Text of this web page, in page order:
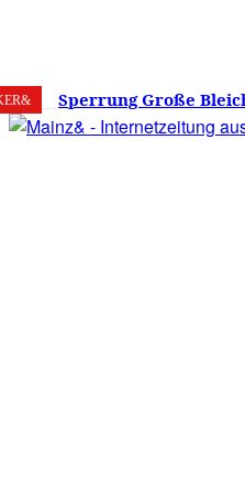
8. August 2026 30.7 Mainz
Sperrung Große
verwirrt, Mainzer